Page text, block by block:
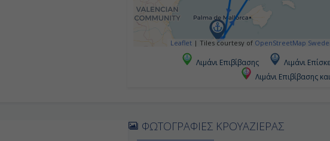
Leaflet | Tiles courtesy of OpenStreetMap
Λιμάνι Επιβίβασης Λιμάνι
Λιμάνι Επιβίβασης
ΦΩΤΟΓΡΑΦΙΕΣ ΚΡΟΥΑΖΙΕΡΑΣ